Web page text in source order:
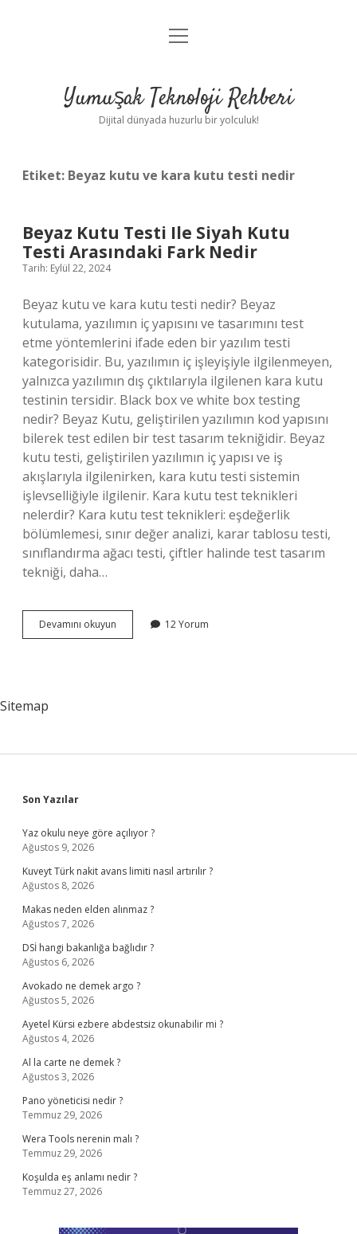
Anasayfa
Yasal Uyarı
menüyü
Yumuşak Teknoloji Rehberi
Dijital dünyada huzurlu bir yolculuk!
Etiket: Beyaz kutu ve kara kutu testi nedir
Beyaz Kutu Testi Ile Siyah Kutu
Testi Arasındaki Fark Nedir
Tarih: Eylül 22, 2024
Beyaz kutu ve kara kutu testi nedir? Beyaz
kutulama, yazılımın iç yapısını ve tasarımını test
etme yöntemlerini ifade eden bir yazılım testi
kategorisidir. Bu, yazılımın iç işleyişiyle ilgilenmeyen,
yalnızca yazılımın dış çıktılarıyla ilgilenen kara kutu
testinin tersidir. Black box ve white box testing
nedir? Beyaz Kutu, geliştirilen yazılımın kod yapısını
bilerek test edilen bir test tasarım tekniğidir. Beyaz
kutu testi, geliştirilen yazılımın iç yapısı ve iş
akışlarıyla ilgilenirken, kara kutu testi sistemin
işlevselliğiyle ilgilenir. Kara kutu test teknikleri
nelerdir? Kara kutu test teknikleri: eşdeğerlik
bölümlemesi, sınır değer analizi, karar tablosu testi,
sınıflandırma ağacı testi, çiftler halinde test tasarım
tekniği, daha…
Devamını okuyun
Kutu
Nedir
12 Yorum
Sitemap
Sidebar
Son Yazılar
Yaz okulu neye göre açılıyor ?
Ağustos 9, 2026
Kuveyt Türk nakit avans limiti nasıl artırılır ?
Ağustos 8, 2026
Makas neden elden alınmaz ?
Ağustos 7, 2026
DSİ hangi bakanlığa bağlıdır ?
Ağustos 6, 2026
Avokado ne demek argo ?
Ağustos 5, 2026
Ayetel Kürsi ezbere abdestsiz okunabilir mi ?
Ağustos 4, 2026
Al la carte ne demek ?
Ağustos 3, 2026
Pano yöneticisi nedir ?
Temmuz 29, 2026
Wera Tools nerenin malı ?
Temmuz 29, 2026
Koşulda eş anlamı nedir ?
Temmuz 27, 2026